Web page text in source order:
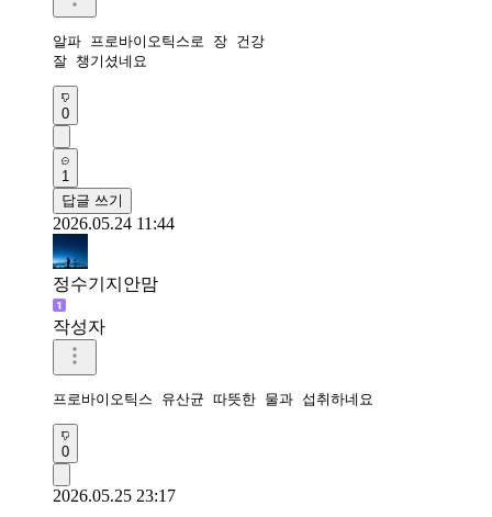
알파 프로바이오틱스로 장 건강
잘 챙기셨네요
0
1
답글 쓰기
2026.05.24 11:44
정수기지안맘
작성자
프로바이오틱스 유산균 따뜻한 물과 섭취하네요
0
2026.05.25 23:17